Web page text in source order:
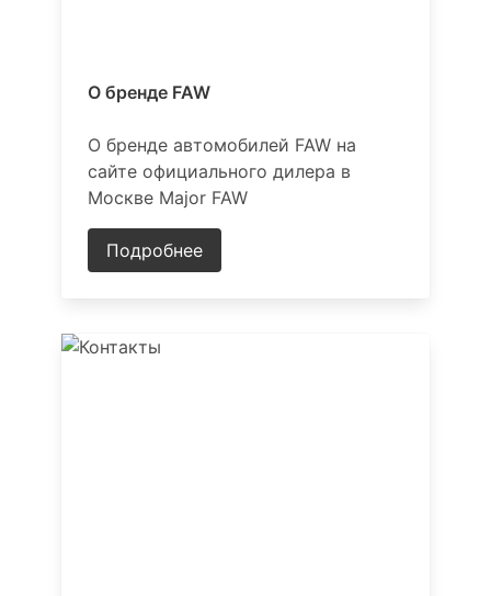
О бренде FAW
О бренде автомобилей FAW на
сайте официального дилера в
Москве Major FAW
Подробнее